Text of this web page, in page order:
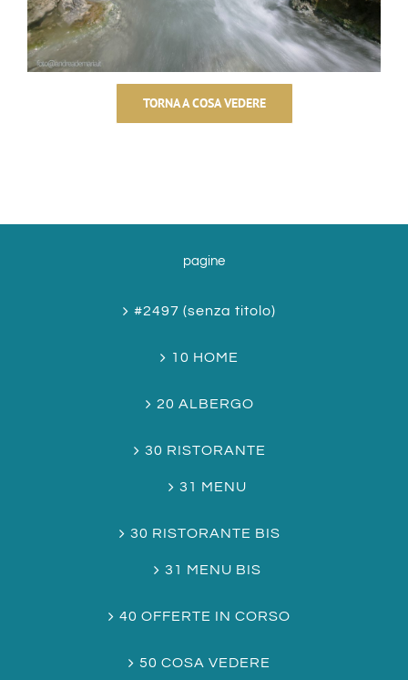
TORNA A COSA VEDERE
pagine
#2497 (senza titolo)
10 HOME
20 ALBERGO
30 RISTORANTE
31 MENU
30 RISTORANTE BIS
31 MENU BIS
40 OFFERTE IN CORSO
50 COSA VEDERE